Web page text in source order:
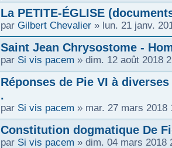
La PETITE-ÉGLISE
par Gilbert Chevalier » lun. 21 janv.
Saint Jean Chrysostome -
par Si vis pacem » dim. 12 août 2018
Réponses de Pie VI à
.
par Si vis pacem » mar. 27 mars 2018
Constitution dogmatique De
par Si vis pacem » dim. 04 mars 2018